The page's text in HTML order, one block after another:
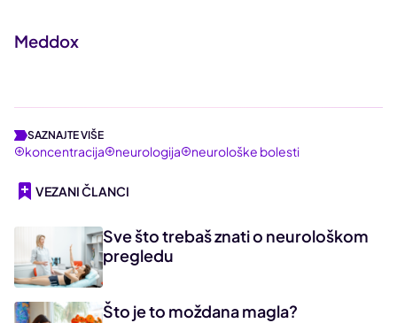
Meddox
SAZNAJTE VIŠE
koncentracija neurologija neurološke bolesti
VEZANI ČLANCI
Sve što trebaš znati o neurološkom
pregledu
Što je to moždana magla?